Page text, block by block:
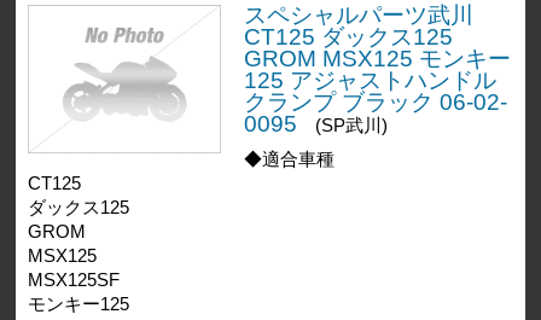
スペシャルパーツ武川
CT125 ダックス125
GROM MSX125 モンキー
125 アジャストハンドル
クランプ ブラック 06-02-
0095
(SP武川)
◆適合車種
CT125
ダックス125
GROM
MSX125
MSX125SF
モンキー125